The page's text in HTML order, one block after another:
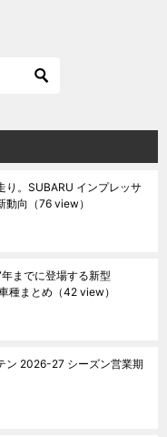
り。SUBARU インプレッサ
動向 （76 view）
までに登場する新型
種まとめ （42 view）
ン 2026-27 シーズン営業期